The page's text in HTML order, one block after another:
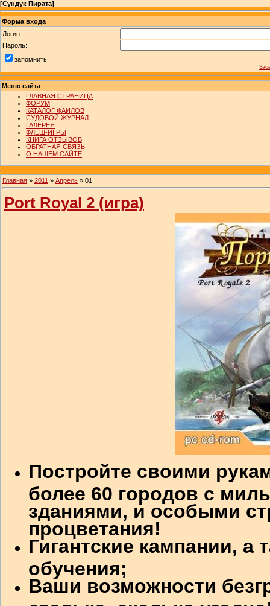
[Сундук Пирата]
Форма входа
Логин:
Пароль:
запомнить
Меню сайта
ГЛАВНАЯ СТРАНИЦА
ФОРУМ
КАТАЛОГ ФАЙЛОВ
СУДОВОЙ ЖУРНАЛ
ГАЛЕРЕЯ
ФЛЕШ-ИГРЫ
КНИГА ОТЗЫВОВ
ОБРАТНАЯ СВЯЗЬ
О НАШЕМ САЙТЕ
Главная » 2011 » Апрель » 01
Port Royal 2 (игра)
Постройте своими
более 60 городов с
зданиями, и особыми
процветания!
Гигантские кампании,
обучения;
Ваши возможности